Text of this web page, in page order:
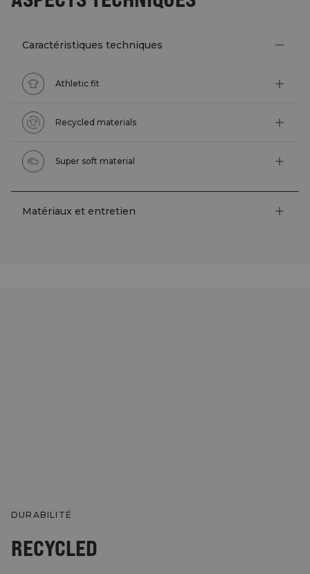
Caractéristiques techniques
Athletic fit
Recycled materials
Super soft material
Matériaux et entretien
DURABILITÉ
RECYCLED